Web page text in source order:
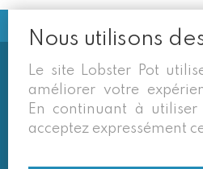
Soms vermelden
(google/overzichtssites)
van toepassing is. Enkel de
recht voor om ook van
Nous utilisons
Le site Lobster Pot
améliorer votre
En continuant à
acceptez expressément